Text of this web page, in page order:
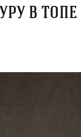
в топе